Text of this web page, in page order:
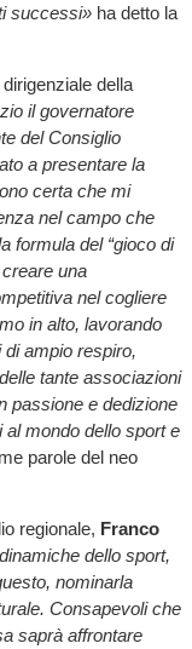
successi»ha detto la
della
il governatore
del Consiglio
a presentare la
certa che mi
nel campo che
formula del “gioco di
una
nel cogliere
in alto, lavorando
ampio respiro,
tante associazioni
passione e dedizione
mondo dello sport e
parole del neo
regionale, Franco
dello sport,
nominarla
Consapevoli che
saprà affrontare